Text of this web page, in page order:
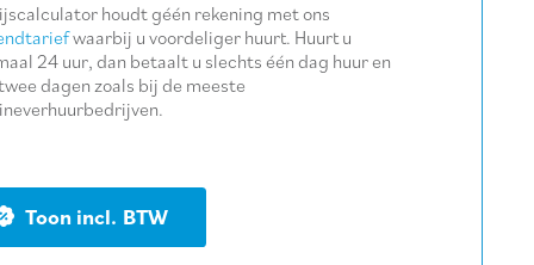
houdt géén rekening met ons
waarbij u voordeliger huurt. Huurt u
24 uur, dan betaalt u slechts één dag huur en
dagen zoals bij de meeste
BTW